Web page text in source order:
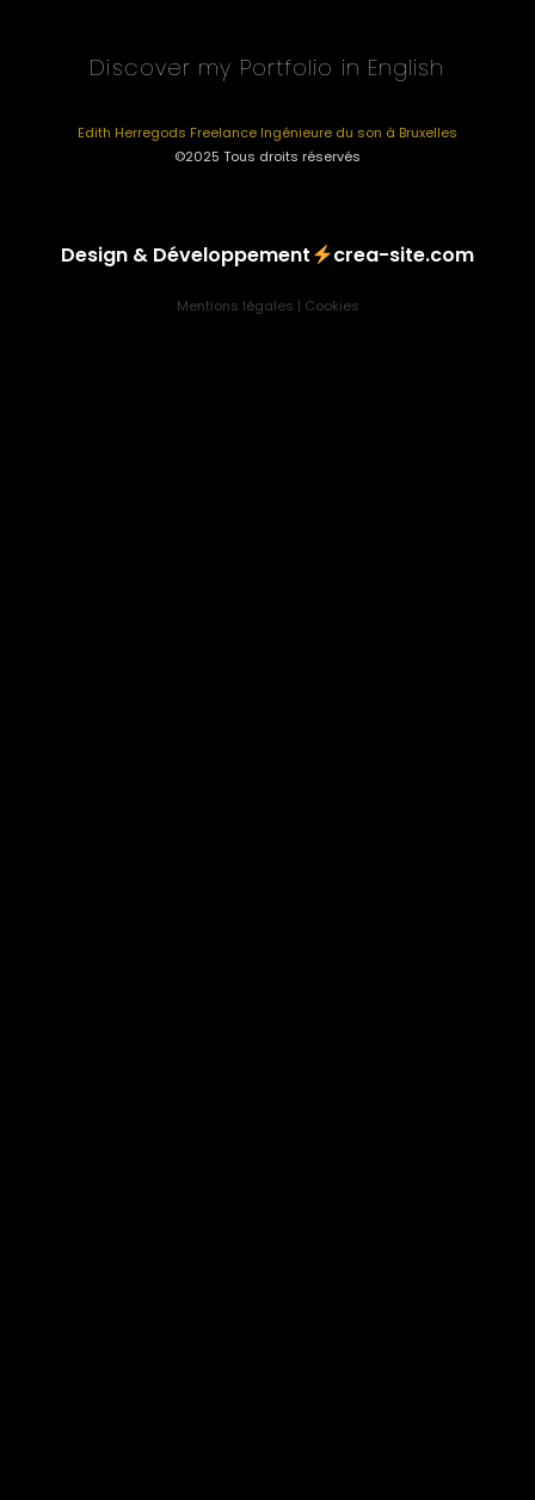
Discover my Portfolio in English
Edith Herregods Freelance Ingénieure du son à Bruxelles
©2025 Tous droits réservés
Design & Développement crea-site.com
Mentions légales | Cookies